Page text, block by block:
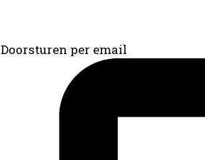
Doorsturen per email